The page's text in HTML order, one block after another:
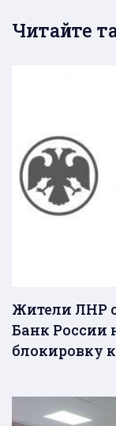
Читайте
Жители ЛНР
Банк России
блокировку